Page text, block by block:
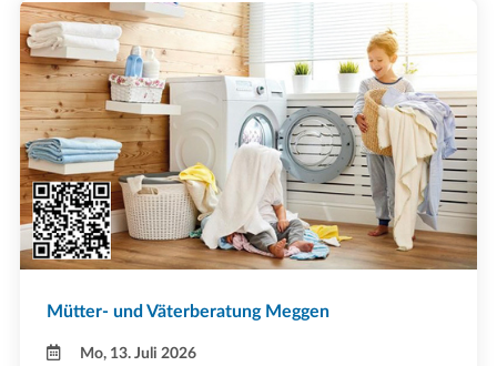
Mütter- und Väterberatung Meggen
Mo, 13. Juli 2026